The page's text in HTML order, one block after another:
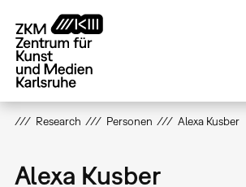
zum
Inhalt
Research Personen Alexa Kusber
Alexa Kusber